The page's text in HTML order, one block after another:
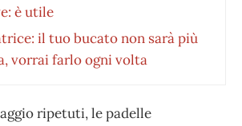
è utile
il tuo bucato non sarà più
vorrai farlo ogni volta
ripetuti, le padelle